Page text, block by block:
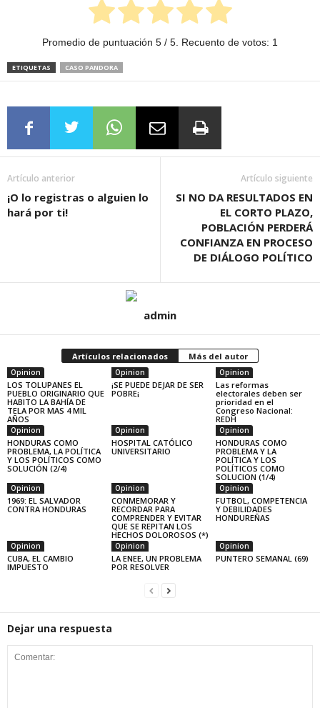
Promedio de puntuación 5 / 5. Recuento de votos: 1
ETIQUETAS CASO PANDORA
Artículo anterior
¡O lo registras o alguien lo
hará por ti!
Artículo siguiente
SI NO DA RESULTADOS EN
EL CORTO PLAZO,
POBLACIÓN PERDERÁ
CONFIANZA EN PROCESO
DE DIÁLOGO POLÍTICO
admin
Artículos relacionados Más del autor
Opinion
LOS TOLUPANES EL
PUEBLO ORIGINARIO QUE
HABITO LA BAHÍA DE
TELA POR MAS 4 MIL
AÑOS
Opinion
¡SE PUEDE DEJAR DE SER
POBRE¡
Opinion
Las reformas
electorales deben ser
prioridad en el
Congreso Nacional:
REDH
Opinion
HONDURAS COMO
PROBLEMA, LA POLÍTICA
Y LOS POLÍTICOS COMO
SOLUCIÓN (2/4)
Opinion
HOSPITAL CATÓLICO
UNIVERSITARIO
Opinion
HONDURAS COMO
PROBLEMA Y LA
POLÍTICA Y LOS
POLÍTICOS COMO
SOLUCION (1/4)
Opinion
1969: EL SALVADOR
CONTRA HONDURAS
Opinion
CONMEMORAR Y
RECORDAR PARA
COMPRENDER Y EVITAR
QUE SE REPITAN LOS
HECHOS DOLOROSOS (*)
Opinion
FUTBOL, COMPETENCIA
Y DEBILIDADES
HONDUREÑAS
Opinion
CUBA, EL CAMBIO
IMPUESTO
Opinion
LA ENEE, UN PROBLEMA
POR RESOLVER
Opinion
PUNTERO SEMANAL (69)
Dejar una respuesta